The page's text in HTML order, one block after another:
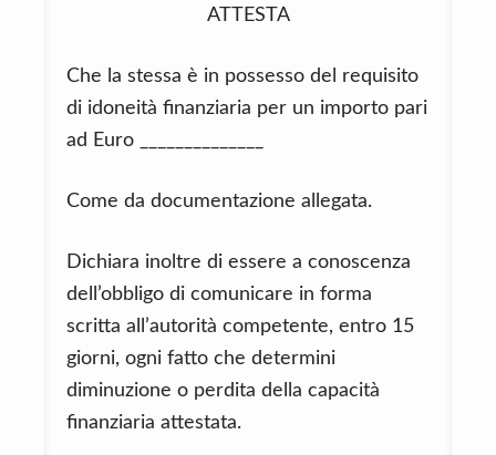
ATTESTA
Che la stessa è in possesso del requisito
di idoneità finanziaria per un importo pari
ad Euro ______________
Come da documentazione allegata.
Dichiara inoltre di essere a conoscenza
dell’obbligo di comunicare in forma
scritta all’autorità competente, entro 15
giorni, ogni fatto che determini
diminuzione o perdita della capacità
finanziaria attestata.